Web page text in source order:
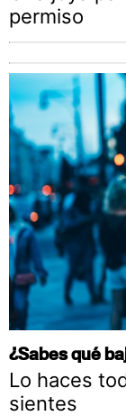
permiso
¿Sabes qué
Lo haces
sientes